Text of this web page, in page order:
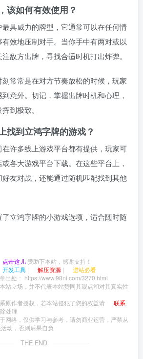
该如何有效使用？
具威力的牌型，它通常可以在任何情
效地压制对手。当你手中有两对或以
敌方出牌，寻找合适时机打出炸弹。
常常是在对方节奏放松的时候，玩家
意外。切记，掌握出牌时机和心理，
到极致。
找到立鸿字牌的游戏？
许多线上游戏平台都有提供，玩家可
各大游戏平台下载。在这些平台上，
友对战，还能通过随机匹配找到其他
立鸿字牌的小游戏选项，适合随时随
点击这儿赞助下本站，感谢支持！
开发工具 | 解压资源 | 进站必看
出处： https://www.98ni.com/3270.html
站立场，并不代表本站赞同其观点和对其真实性
原作者授权，若本站侵犯了您的权益请
联系
处理
网络，仅供学习与参考，请勿商业运营，严禁从
动，否则后果自负
THE END